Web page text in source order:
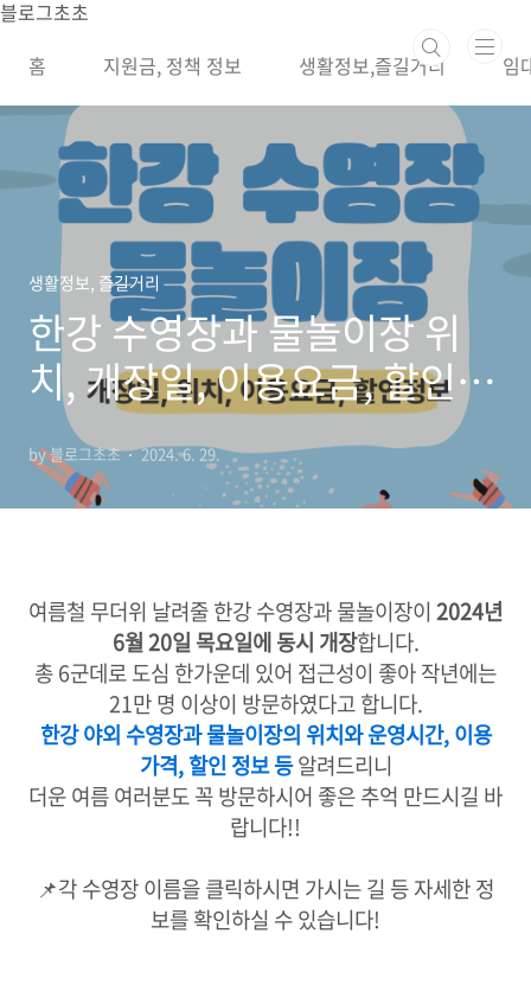
본문 바로가기
블로그초초
홈
지원금, 정책 정보 생활정보,즐길거리 임
생활정보, 즐길거리
한강 수영장과 물놀이장 위
치, 개장일, 이용요금, 할인 정
보2024
by 블로그초초 2024. 6. 29.
여름철 무더위 날려줄 한강 수영장과 물놀이장이 2024년
6월 20일 목요일에 동시 개장합니다.
총 6군데로 도심 한가운데 있어 접근성이 좋아 작년에는
21만 명 이상이 방문하였다고 합니다.
한강 야외 수영장과 물놀이장의 위치와 운영시간, 이용
가격, 할인 정보 등알려드리니
더운 여름 여러분도 꼭 방문하시어 좋은 추억 만드시길 바
랍니다!!
📌각 수영장 이름을 클릭하시면 가시는 길 등 자세한 정
보를 확인하실 수 있습니다!